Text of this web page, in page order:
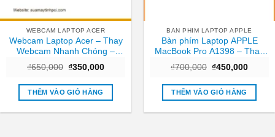
WEBCAM LAPTOP ACER
Webcam Laptop Acer – Thay
Webcam Nhanh Chóng –
₫650,000 Giá
là:
₫650,000.
₫350,000Giá
tại
₫350,000.
THÊM VÀO GIỎ HÀNG
BAN PHIM LAPTOP APPLE
Bàn phím Laptop APPLE
MacBook Pro A1398 – Thay
₫700,000 Giá
là:
₫700,000.
₫450,000Giá
tại
THÊM VÀO GIỎ HÀNG